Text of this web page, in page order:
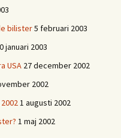
bilister5 februari 2003
januari 2003
USA 27 december 2002
2002
1 augusti 2002
1 maj 2002